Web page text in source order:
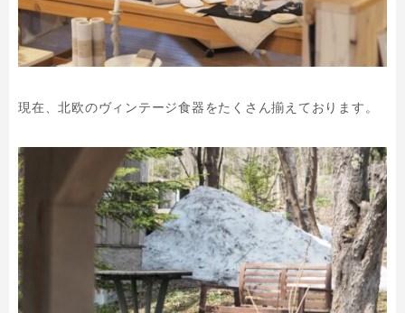
現在、北欧のヴィンテージ食器をたくさん揃えております。